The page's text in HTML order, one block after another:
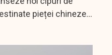
pieței chineze
ce oficialii